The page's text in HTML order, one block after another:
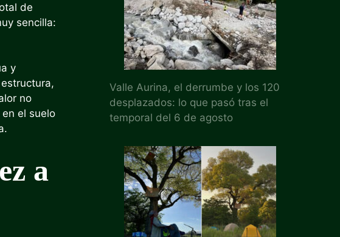
de
sencilla:
y
no
el suelo
a
Valle Aurina, el derrumbe y los 120
desplazados: lo que pasó tras el
temporal del 6 de agosto